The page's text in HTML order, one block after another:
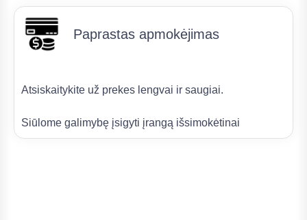
Paprastas apmokėjimas
Atsiskaitykite už prekes lengvai ir saugiai.
Siūlome galimybę įsigyti įrangą išsimokėtinai